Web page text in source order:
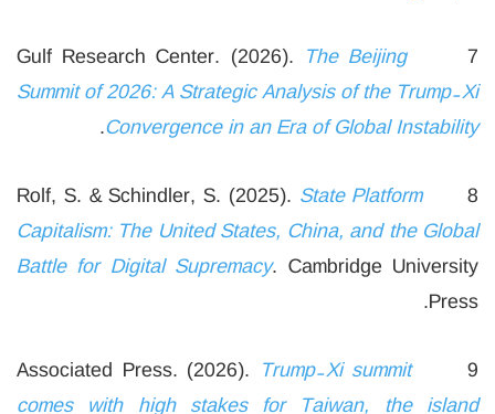
7 Gulf Research Center. (2026).
The Beijing
Summit of 2026: A Strategic Analysis of the Trump-Xi
Convergence in an Era of Global Instability
.
8 Rolf, S. & Schindler, S. (2025).
State Platform
Capitalism: The United States, China, and the Global
Battle for Digital Supremacy. Cambridge University
Press.
9 Associated Press. (2026).
Trump-Xi summit
comes with high stakes for Taiwan, the island